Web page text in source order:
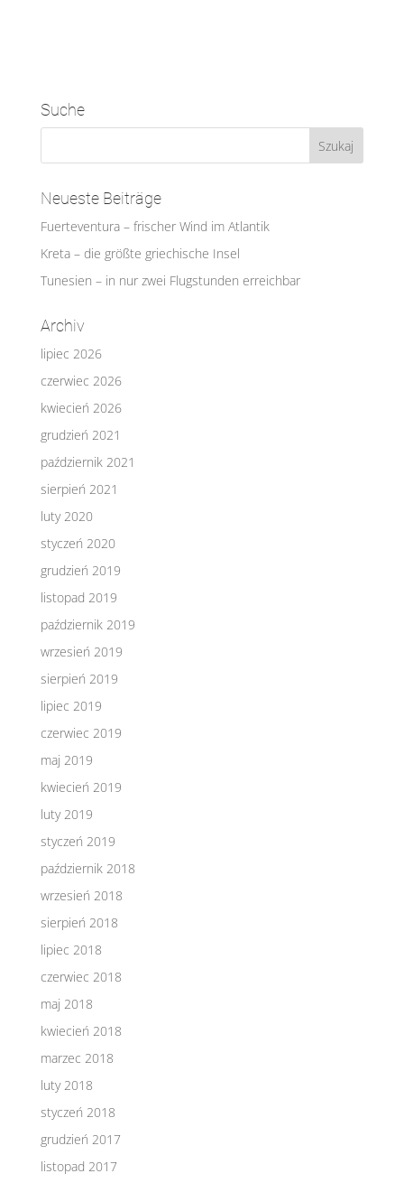
Suche
Neueste Beiträge
Fuerteventura – frischer Wind im Atlantik
Kreta – die größte griechische Insel
Tunesien – in nur zwei Flugstunden erreichbar
Archiv
lipiec 2026
czerwiec 2026
kwiecień 2026
grudzień 2021
październik 2021
sierpień 2021
luty 2020
styczeń 2020
grudzień 2019
listopad 2019
październik 2019
wrzesień 2019
sierpień 2019
lipiec 2019
czerwiec 2019
maj 2019
kwiecień 2019
luty 2019
styczeń 2019
październik 2018
wrzesień 2018
sierpień 2018
lipiec 2018
czerwiec 2018
maj 2018
kwiecień 2018
marzec 2018
luty 2018
styczeń 2018
grudzień 2017
listopad 2017